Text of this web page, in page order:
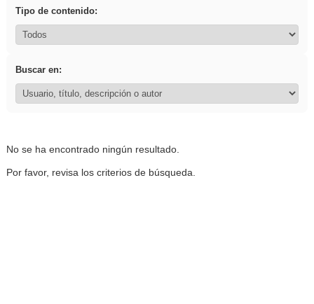
Tipo de contenido:
Buscar en:
No se ha encontrado ningún resultado.
Por favor, revisa los criterios de búsqueda.